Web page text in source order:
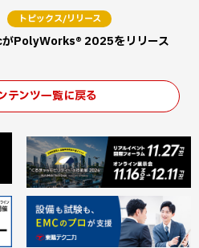
PolyWorks® 2025をリリース
トピックス/リリース
テンツ一覧に戻る